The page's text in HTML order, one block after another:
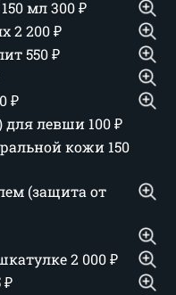
мл300₽
2 200₽
550₽
₽
для левши 100₽
кожи 150
(защита от
2 000₽
₽